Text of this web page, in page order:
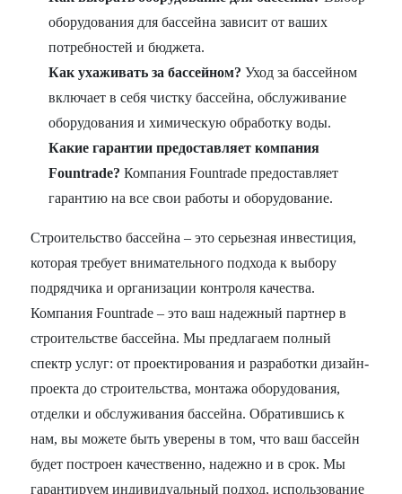
оборудования для бассейна зависит от ваших
потребностей и бюджета.
Как ухаживать за бассейном? Уход за бассейном
включает в себя чистку бассейна, обслуживание
оборудования и химическую обработку воды.
Какие гарантии предоставляет компания
Fountrade? Компания Fountrade предоставляет
гарантию на все свои работы и оборудование.
Строительство бассейна – это серьезная инвестиция,
которая требует внимательного подхода к выбору
подрядчика и организации контроля качества.
Компания Fountrade – это ваш надежный партнер в
строительстве бассейна. Мы предлагаем полный
спектр услуг: от проектирования и разработки дизайн-
проекта до строительства, монтажа оборудования,
отделки и обслуживания бассейна. Обратившись к
нам, вы можете быть уверены в том, что ваш бассейн
будет построен качественно, надежно и в срок. Мы
гарантируем индивидуальный подход, использование